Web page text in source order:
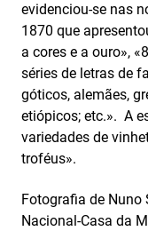
evidenciou-se nas
1870 que
a cores e a ouro»,
séries de letras de
góticos, alemães,
etiópicos; etc.». A
variedades de
troféus».
Fotografia de Nuno
Nacional-Casa da